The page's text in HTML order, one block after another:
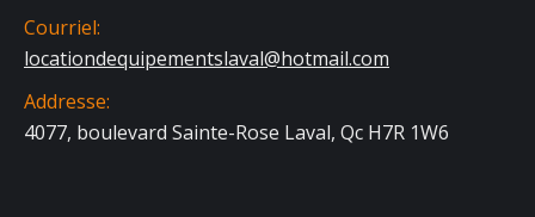
Courriel:
locationdequipementslaval@hotmail.com
Addresse:
4077, boulevard Sainte-Rose Laval, Qc H7R 1W6